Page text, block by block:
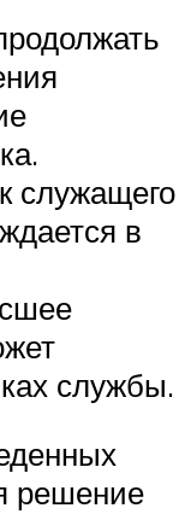
служащего
в
службы.
решение